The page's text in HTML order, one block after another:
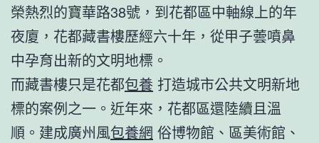
榮熱烈的寶華路38號，到花都區中軸線上的年
夜廈，花都藏書樓歷經六十年，從甲子蕓噴鼻
中孕育出新的文明地標。
而藏書樓只是花都包養 打造城市公共文明新地
標的案例之一。近年來，花都區還陸續且溫
順。建成廣州風包養網 俗博物館、區美術館、